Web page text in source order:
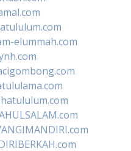
elummah.com